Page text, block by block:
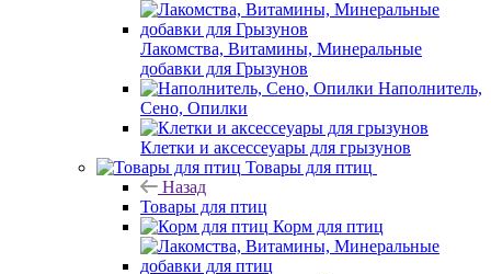
Лакомства, Витамины, Минеральные
добавки для Грызунов
Наполнитель,
Сено, Опилки
Клетки и аксессеуары для грызунов
Товары для птиц
Назад
Товары для птиц
Корм для птиц